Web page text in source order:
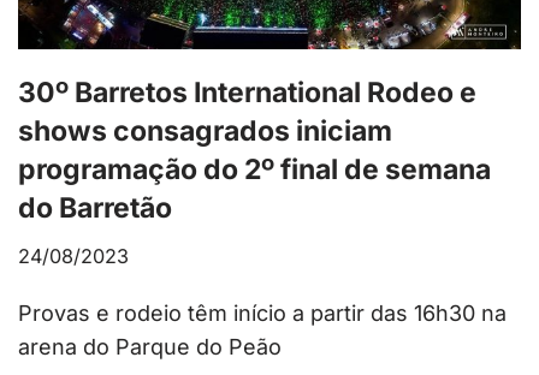
30º Barretos International Rodeo e
shows consagrados iniciam
programação do 2º final de semana
do Barretão
24/08/2023
Provas e rodeio têm início a partir das 16h30 na
arena do Parque do Peão